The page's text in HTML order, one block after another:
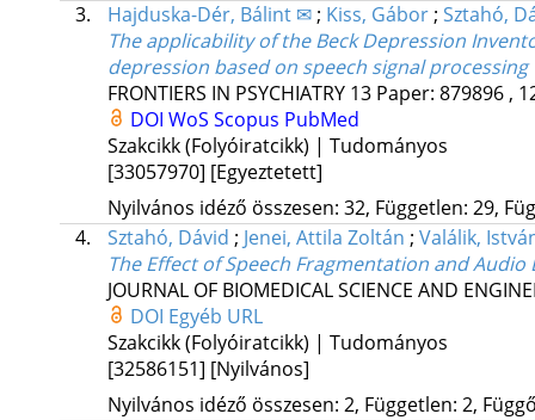
3.
Hajduska-Dér, Bálint ✉; Kiss, Gábor; Sztahó,
The applicability of the Beck Depression
depression based on speech signal processing
FRONTIERS IN PSYCHIATRY 13 Paper: 879896 ,
DOI WoS Scopus PubMed
Szakcikk (Folyóiratcikk) | Tudományos
[33057970] [Egyeztetett]
Nyilvános idéző összesen: 32, Független: 29,
4.
Sztahó, Dávid ; Jenei, Attila Zoltán ; Valálik,
The Effect of Speech Fragmentation and
JOURNAL OF BIOMEDICAL SCIENCE AND
DOI Egyéb URL
Szakcikk (Folyóiratcikk) | Tudományos
[32586151] [Nyilvános]
Nyilvános idéző összesen: 2, Független: 2,